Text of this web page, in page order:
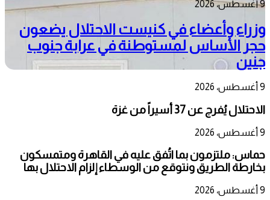
9 أغسطس، 2026
وزراء وأعضاء في كنيست الاحتلال يضعون
حجر الأساس لمستوطنة في عرابة جنوب
جنين
9 أغسطس، 2026
الاحتلال يُفرج عن 37 أسيراً من غزة
9 أغسطس، 2026
حماس: ملتزمون بما اتُفق عليه في القاهرة ومتمسكون
بخارطة الطريق ونتوقع من الوسطاء إلزام الاحتلال بها
9 أغسطس، 2026